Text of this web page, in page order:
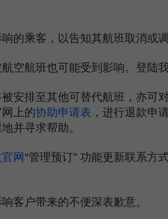
的乘客，以告知其航班取消或调
空航班也可能受到影响。登陆
安排至其他可替代航班，亦可
上的协助申请表 ，进行退款申
并寻求帮助。
网 “管理预订” 功能更新联系方
客户带来的不便深表歉意。